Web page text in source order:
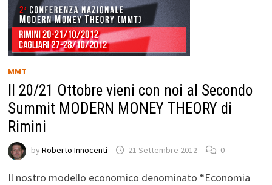
MMT
Il 20/21 Ottobre vieni con noi al Secondo
Summit MODERN MONEY THEORY di
Rimini
by Roberto Innocenti 21 Settembre 2012 0
Il nostro modello economico denominato “Economia